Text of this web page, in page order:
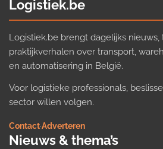
Logistiek.be
Logistiek.be brengt dagelijks nieuws,
praktijkverhalen over transport,
en automatisering in België.
Voor logistieke professionals,
sector willen volgen.
Contact·Adverteren
Nieuws & thema’s